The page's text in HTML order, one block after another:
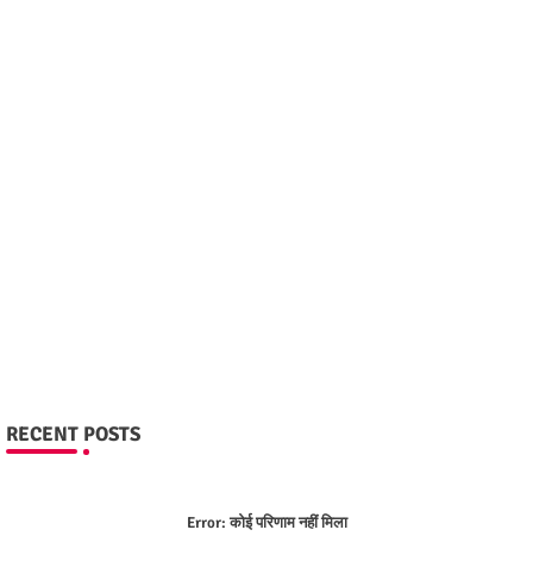
RECENT POSTS
Error:कोई परिणाम नहीं मिला